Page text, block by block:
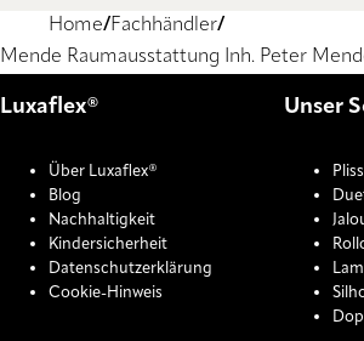
Home Fachhändler
Mende Raumausstattung Inh. Peter
Luxaflex®
Über Luxaflex®
Blog
Nachhaltigkeit
Kindersicherheit
Datenschutzerklärung
Cookie-Hinweis
Unser